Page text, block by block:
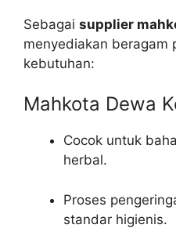
Sebagai supplier
menyediakan beragam
kebutuhan:
Mahkota Dewa
Cocok untuk
herbal.
Proses
standar higienis.